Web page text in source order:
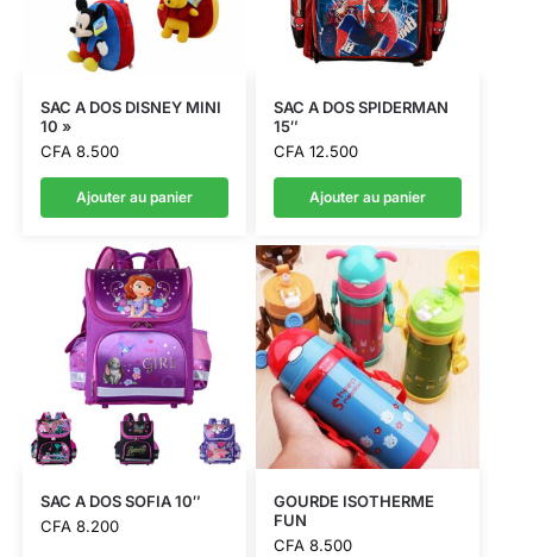
SAC A DOS DISNEY MINI
10 »
CFA8.500
Ajouter au panier
SAC A DOS SPIDERMAN
15″
CFA12.500
Ajouter au panier
SAC A DOS SOFIA 10″
CFA8.200
GOURDE ISOTHERME
FUN
CFA8.500